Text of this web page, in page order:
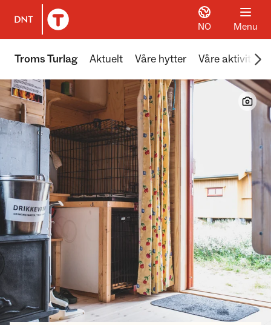
To DNT.no frontpage
NO Menu
Troms Turlag Aktuelt Våre hytter Våre aktiviteter